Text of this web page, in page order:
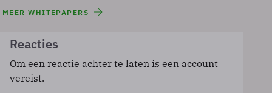
MEER WHITEPAPERS
Reacties
Om een reactie achter te laten is een account
vereist.